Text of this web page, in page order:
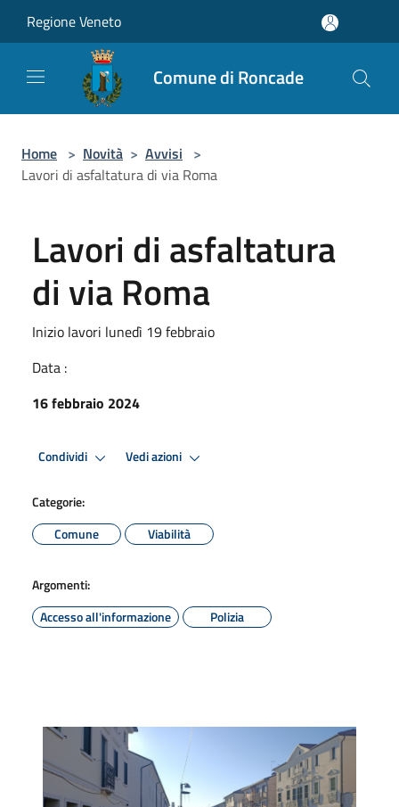
Regione Veneto
Comune di Roncade
Home > Novità > Avvisi >
Lavori di asfaltatura di via Roma
Lavori di asfaltatura
di via Roma
Inizio lavori lunedì 19 febbraio
Data :
16 febbraio 2024
Condividi Vedi azioni
Categorie:
Comune
Viabilità
Argomenti:
Accesso all'informazione
Polizia